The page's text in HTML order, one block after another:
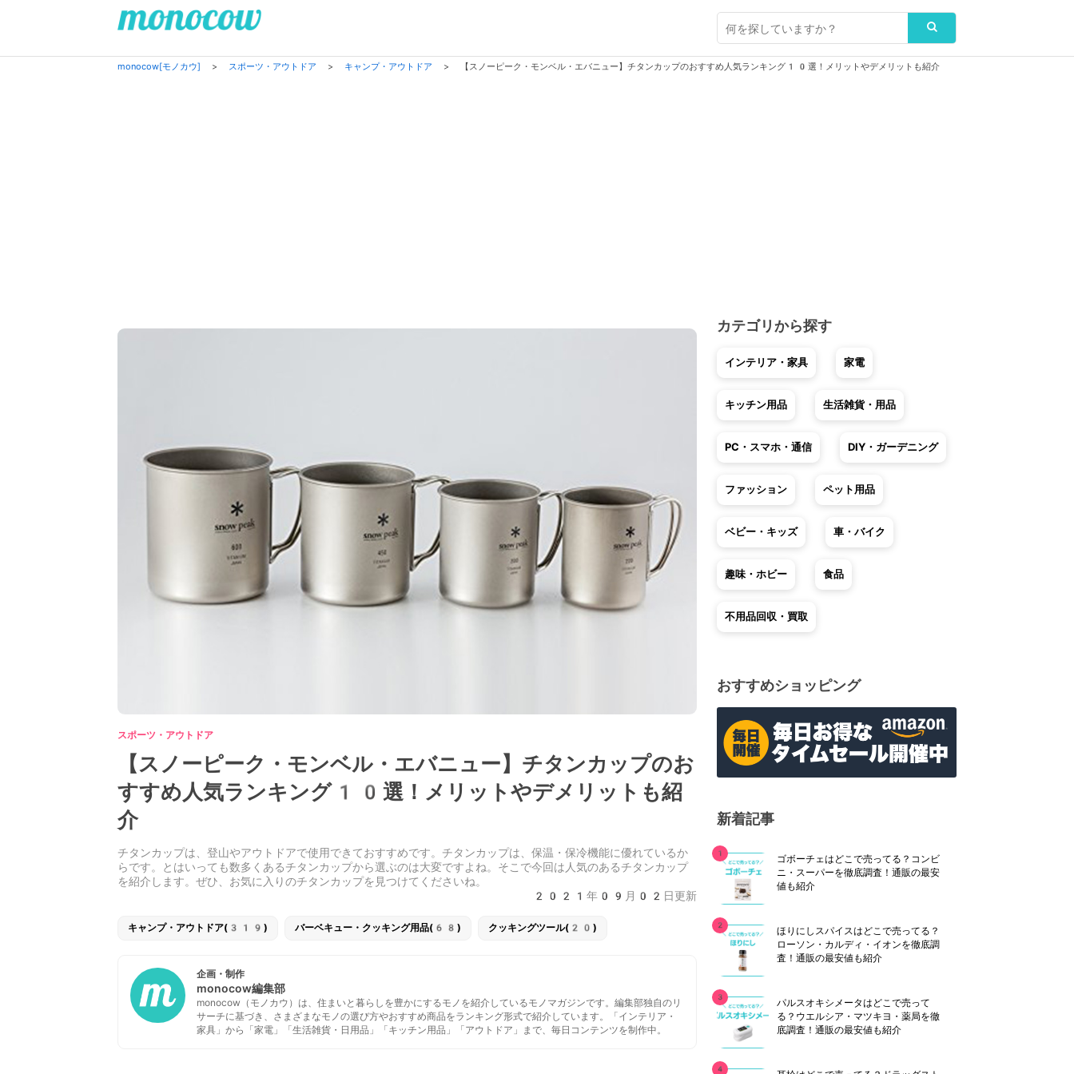
monocow[モノカウ] > スポーツ・アウトドア > キャンプ・アウトドア > 【スノーピーク・モンベル・エバニュー】チタンカップのおすすめ人気ランキング10選！メリットやデメリットも紹介
スポーツ・アウトドア
【スノーピーク・モンベル・エバニュー】チタンカップのお
すすめ人気ランキング10選！メリットやデメリットも紹
介
チタンカップは、登山やアウトドアで使用できておすすめです。チタンカップは、保温・保冷機能に優れているか
らです。とはいっても数多くあるチタンカップから選ぶのは大変ですよね。そこで今回は人気のあるチタンカップ
を紹介します。ぜひ、お気に入りのチタンカップを見つけてくださいね。
2021年09月02日更新
キャンプ・アウトドア(319) バーベキュー・クッキング用品(68) クッキングツール(20)
企画・制作
monocow編集部
monocow（モノカウ）は、住まいと暮らしを豊かにするモノを紹介しているモノマガジンです。編集部独自のリ
サーチに基づき、さまざまなモノの選び方やおすすめ商品をランキング形式で紹介しています。「インテリア・
家具」から「家電」「生活雑貨・日用品」「キッチン用品」「アウトドア」まで、毎日コンテンツを制作中。
カテゴリから探す
インテリア・家具 家電
キッチン用品 生活雑貨・用品
PC・スマホ・通信 DIY・ガーデニング
ファッション ペット用品
ベビー・キッズ 車・バイク
趣味・ホビー 食品
不用品回収・買取
おすすめショッピング
新着記事
ゴボーチェはどこで売ってる？コンビ
ニ・スーパーを徹底調査！通販の最安
値も紹介
ほりにしスパイスはどこで売ってる？
ローソン・カルディ・イオンを徹底調
査！通販の最安値も紹介
パルスオキシメータはどこで売って
る？ウエルシア・マツキヨ・薬局を徹
底調査！通販の最安値も紹介